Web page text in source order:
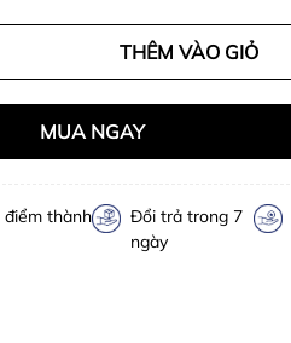
THÊM VÀO GIỎ
MUA NGAY
điểm thành
Đổi trả trong 7
ngày